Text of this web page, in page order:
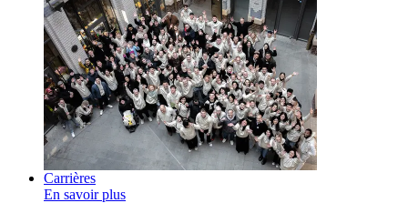
Carrières
En savoir plus